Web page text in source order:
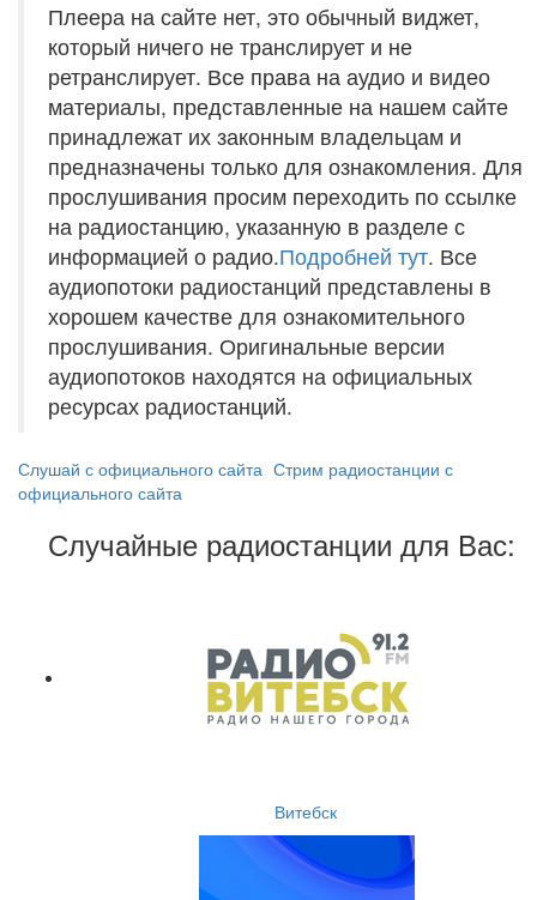
Плеера на сайте нет, это обычный виджет,
который ничего не транслирует и не
ретранслирует. Все права на аудио и видео
материалы, представленные на нашем сайте
принадлежат их законным владельцам и
предназначены только для ознакомления. Для
прослушивания просим переходить по ссылке
на радиостанцию, указанную в разделе с
информацией о радио.Подробней тут. Все
аудиопотоки радиостанций представлены в
хорошем качестве для ознакомительного
прослушивания. Оригинальные версии
аудиопотоков находятся на официальных
ресурсах радиостанций.
Слушай с официального сайта Стрим радиостанции с
официального сайта
Случайные радиостанции для Вас:
Витебск